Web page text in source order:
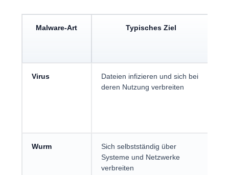
Malware-Art Typisches Ziel
Virus
Dateien infizieren und sich bei
deren Nutzung verbreiten
Wurm
Sich selbstständig über
Systeme und Netzwerke
verbreiten